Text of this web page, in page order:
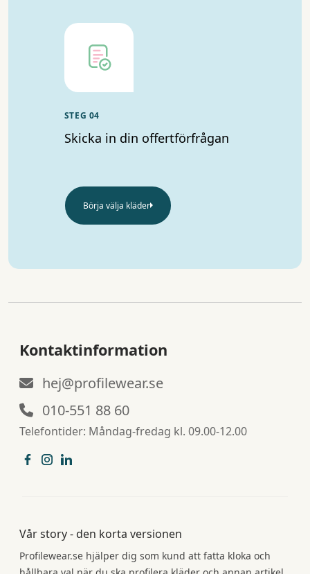
STEG 04
Skicka in din offertförfrågan
Börja välja kläder
Kontaktinformation
hej@profilewear.se
010-551 88 60
Telefontider: Måndag-fredag kl. 09.00-12.00
Vår story - den korta versionen
Profilewear.se hjälper dig som kund att fatta kloka och